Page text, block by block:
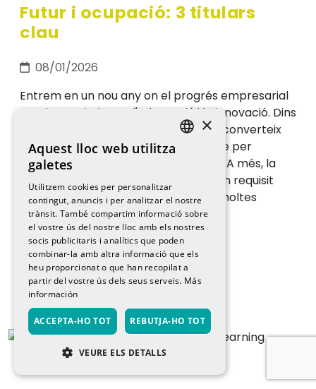
Futur i ocupació: 3 titulars
clau
08/01/2026
Entrem en un nou any on el progrés empresarial
continua prioritzant l'adaptació i la innovació. Dins
el mercat laboral, la digitalització es converteix
en un recurs prioritari i imprescindible per
generar oportunitats de creixement. A més, la
sostenibilitat també es perfila com un requisit
fonamental per garantir el futur de moltes
companyies.
LLEGIR MÉS
×
Aquest lloc web utilitza
galetes
Utilitzem cookies per personalitzar
contingut, anuncis i per analitzar el nostre
trànsit. També compartim informació sobre
el vostre ús del nostre lloc amb els nostres
socis publicitaris i analítics que poden
combinar-la amb altra informació que els
heu proporcionat o que han recopilat a
partir del vostre ús dels seus serveis. Más
información
ACCEPTA-HO TOT REBUTJA-HO TOT
VEURE ELS DETALLS
ESTRICTAMENT NECESSÀRIES